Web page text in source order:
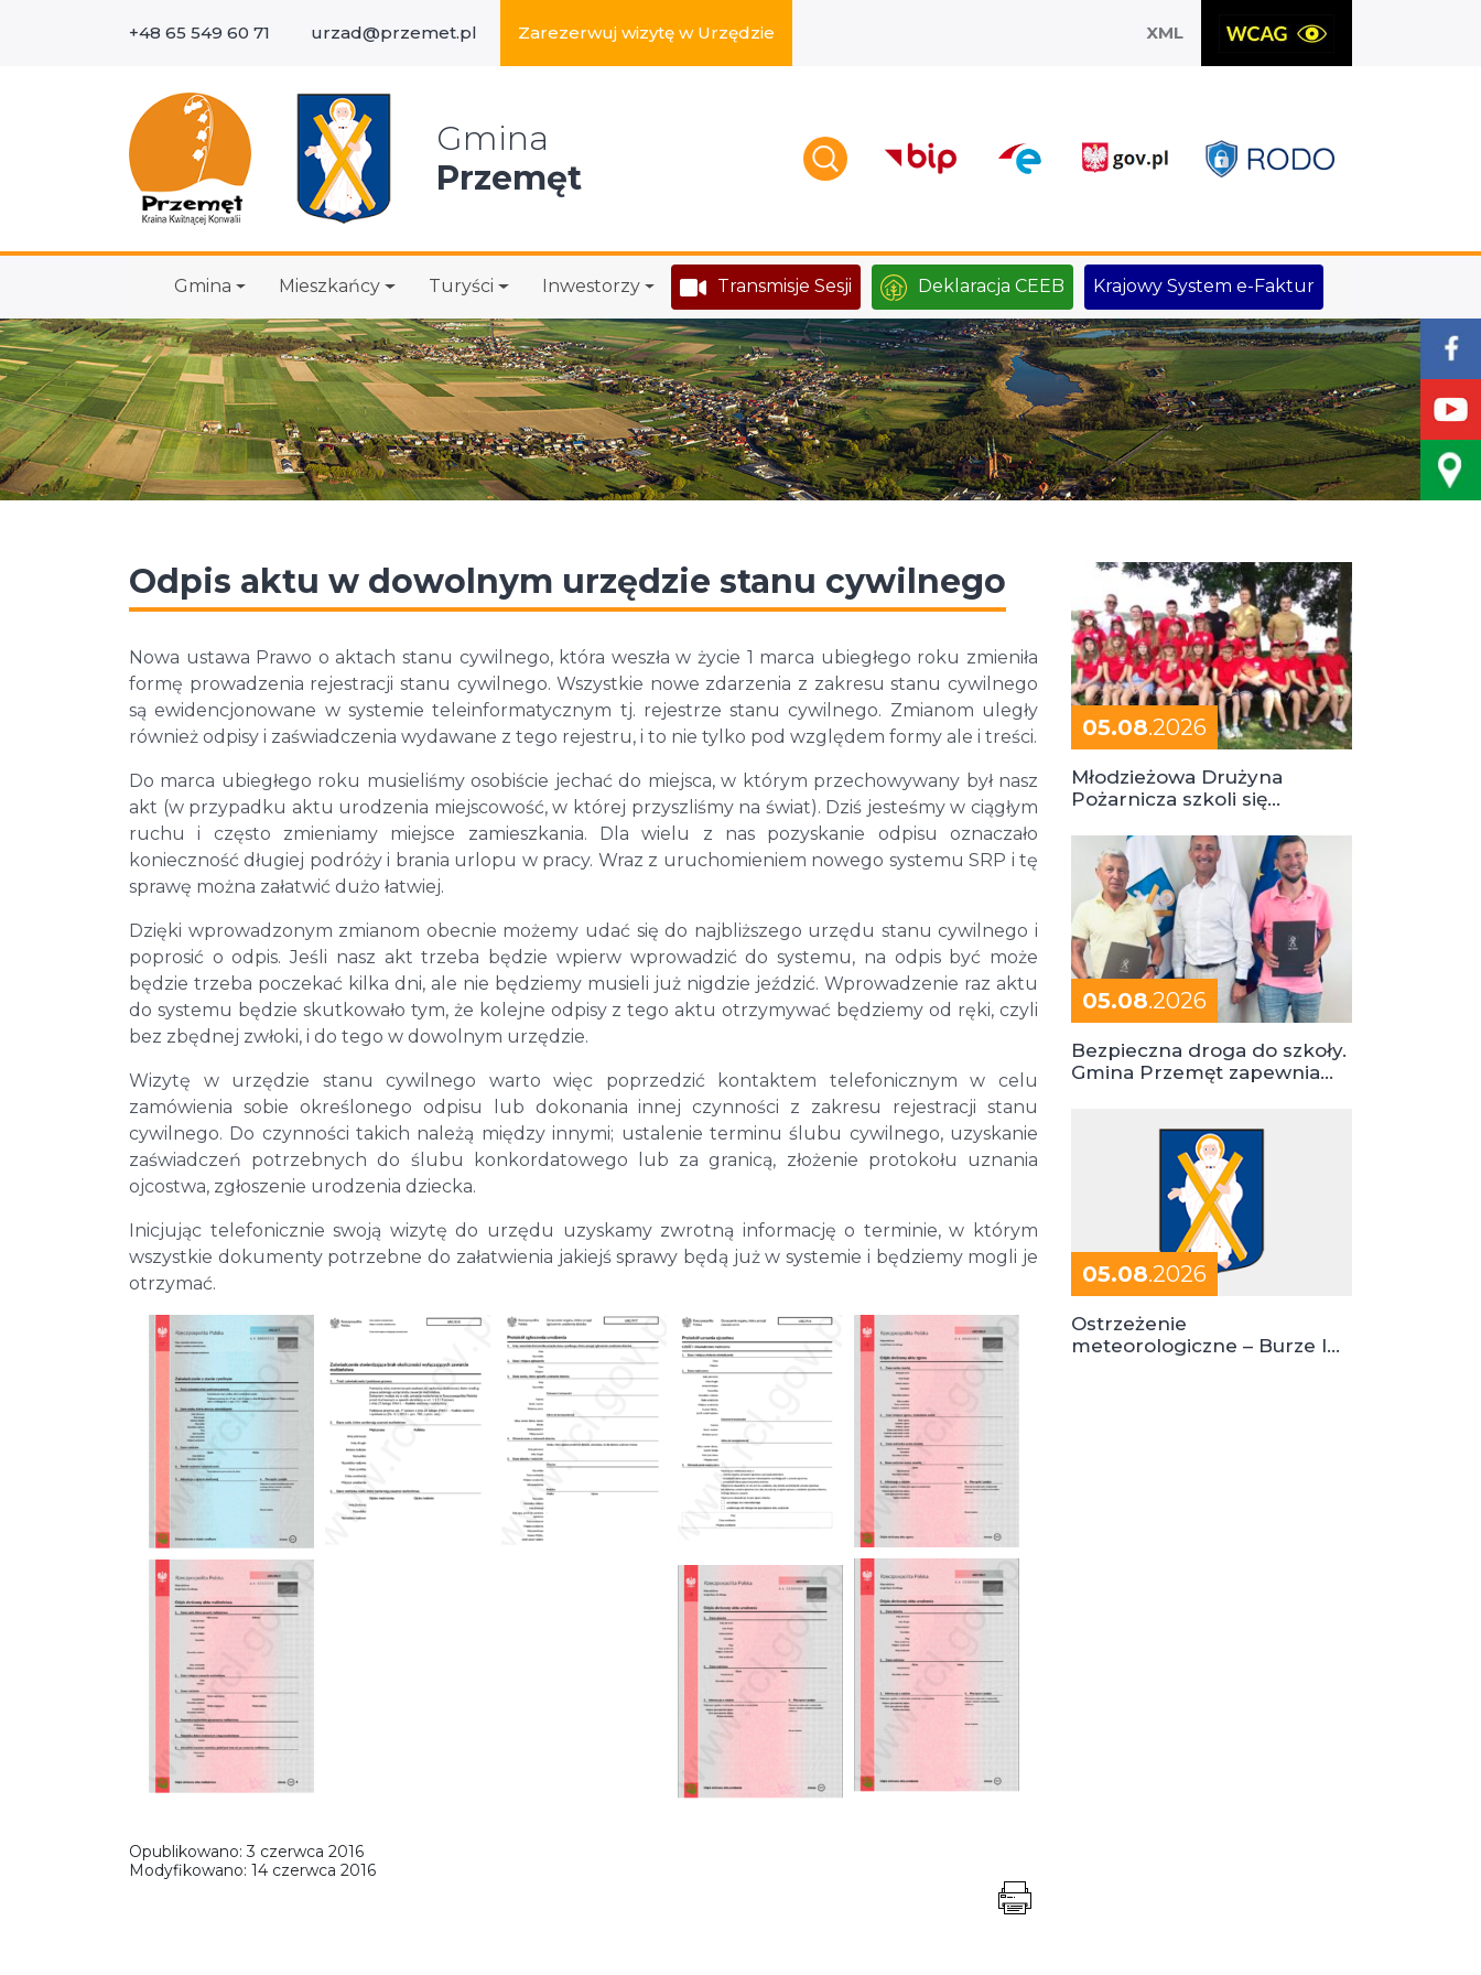
+48 65 549 60 71 urzad@przemet.pl Zarezerwuj wizytę w Urzędzie XML
Gmina
Przemęt
Gmina Mieszkańcy Turyści Inwestorzy Transmisje Sesji Deklaracja CEEB Krajowy System e-Faktur
Odpis aktu w dowolnym urzędzie stanu cywilnego
Nowa ustawa Prawo o aktach stanu cywilnego, która weszła w życie 1 marca ubiegłego roku zmieniła
formę prowadzenia rejestracji stanu cywilnego. Wszystkie nowe zdarzenia z zakresu stanu cywilnego
są ewidencjonowane w systemie teleinformatycznym tj. rejestrze stanu cywilnego. Zmianom uległy
również odpisy i zaświadczenia wydawane z tego rejestru, i to nie tylko pod względem formy ale i treści.
Do marca ubiegłego roku musieliśmy osobiście jechać do miejsca, w którym przechowywany był nasz
akt (w przypadku aktu urodzenia miejscowość, w której przyszliśmy na świat). Dziś jesteśmy w ciągłym
ruchu i często zmieniamy miejsce zamieszkania. Dla wielu z nas pozyskanie odpisu oznaczało
konieczność długiej podróży i brania urlopu w pracy. Wraz z uruchomieniem nowego systemu SRP i tę
sprawę można załatwić dużo łatwiej.
Dzięki wprowadzonym zmianom obecnie możemy udać się do najbliższego urzędu stanu cywilnego i
poprosić o odpis. Jeśli nasz akt trzeba będzie wpierw wprowadzić do systemu, na odpis być może
będzie trzeba poczekać kilka dni, ale nie będziemy musieli już nigdzie jeździć. Wprowadzenie raz aktu
do systemu będzie skutkowało tym, że kolejne odpisy z tego aktu otrzymywać będziemy od ręki, czyli
bez zbędnej zwłoki, i do tego w dowolnym urzędzie.
Wizytę w urzędzie stanu cywilnego warto więc poprzedzić kontaktem telefonicznym w celu
zamówienia sobie określonego odpisu lub dokonania innej czynności z zakresu rejestracji stanu
cywilnego. Do czynności takich należą między innymi; ustalenie terminu ślubu cywilnego, uzyskanie
zaświadczeń potrzebnych do ślubu konkordatowego lub za granicą, złożenie protokołu uznania
ojcostwa, zgłoszenie urodzenia dziecka.
Inicjując telefonicznie swoją wizytę do urzędu uzyskamy zwrotną informację o terminie, w którym
wszystkie dokumenty potrzebne do załatwienia jakiejś sprawy będą już w systemie i będziemy mogli je
otrzymać.
Opublikowano:3 czerwca 2016
Modyfikowano: 14 czerwca 2016
05.08.2026
Młodzieżowa Drużyna
Pożarnicza szkoli się
05.08.2026
Bezpieczna droga do szkoły.
Gmina Przemęt zapewnia
05.08.2026
Ostrzeżenie
meteorologiczne – Burze I
Wyszukaj w serwisie